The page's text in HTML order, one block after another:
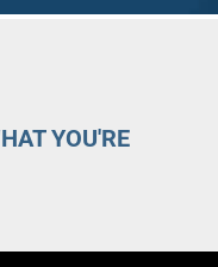
YOU'RE